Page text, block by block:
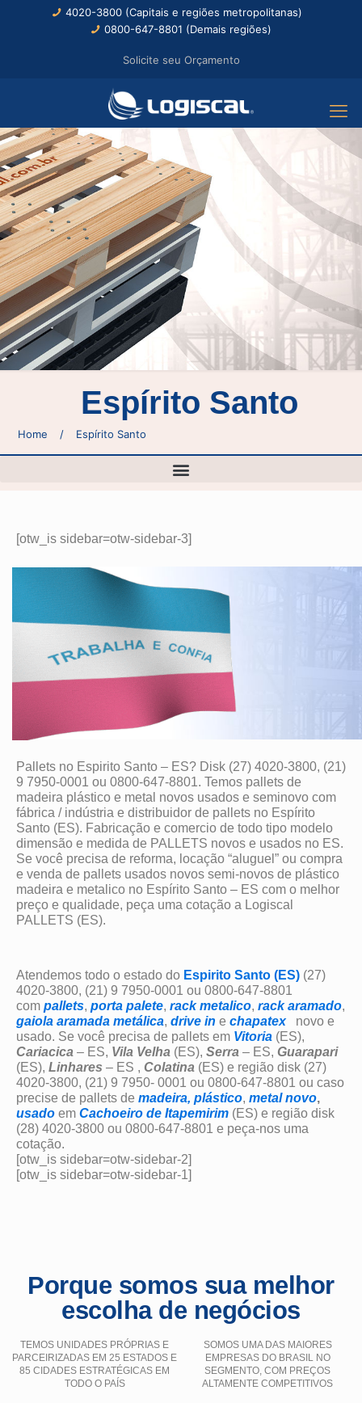
4020-3800 (Capitais e regiões metropolitanas)
0800-647-8801 (Demais regiões)
Solicite seu Orçamento
Espírito Santo
Home / Espírito Santo
[otw_is sidebar=otw-sidebar-3]
Pallets no Espirito Santo – ES? Disk (27) 4020-3800, (21)
9 7950-0001 ou 0800-647-8801. Temos pallets de
madeira plástico e metal novos usados e seminovo com
fábrica / indústria e distribuidor de pallets no Espírito
Santo (ES). Fabricação e comercio de todo tipo modelo
dimensão e medida de PALLETS novos e usados no ES.
Se você precisa de reforma, locação “aluguel” ou compra
e venda de pallets usados novos semi-novos de plástico
madeira e metalico no Espírito Santo – ES com o melhor
preço e qualidade, peça uma cotação a Logiscal
PALLETS (ES).
Atendemos todo o estado do Espirito Santo (ES) (27)
4020-3800, (21) 9 7950-0001 ou 0800-647-8801
com pallets, porta palete, rack metalico, rack aramado,
gaiola aramada metálica, drive in e chapatex
novo e
usado. Se você precisa de pallets em Vitoria (ES),
Cariacica – ES, Vila Velha (ES), Serra – ES, Guarapari
(ES), Linhares – ES , Colatina (ES) e região disk (27)
4020-3800, (21) 9 7950- 0001 ou 0800-647-8801 ou caso
precise de pallets de madeira, plástico, metal novo,
usado em Cachoeiro de Itapemirim (ES) e região disk
(28) 4020-3800 ou 0800-647-8801 e peça-nos uma
cotação.
[otw_is sidebar=otw-sidebar-2]
[otw_is sidebar=otw-sidebar-1]
Porque somos sua melhor
escolha de negócios
TEMOS UNIDADES PRÓPRIAS E
PARCEIRIZADAS EM 25 ESTADOS E
85 CIDADES ESTRATÉGICAS EM
TODO O PAÍS
SOMOS UMA DAS MAIORES
EMPRESAS DO BRASIL NO
SEGMENTO, COM PREÇOS
ALTAMENTE COMPETITIVOS